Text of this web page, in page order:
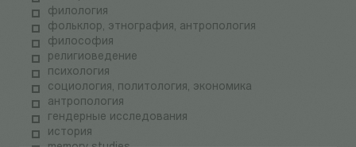
филология
фольклор, этнография, антропология
философия
религиоведение
психология
социология, политология, экономика
антропология
гендерные исследования
история